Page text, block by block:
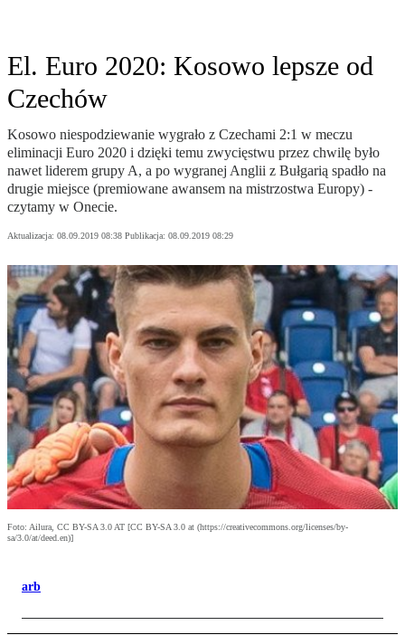
El. Euro 2020: Kosowo lepsze od
Czechów
Kosowo niespodziewanie wygrało z Czechami 2:1 w meczu
eliminacji Euro 2020 i dzięki temu zwycięstwu przez chwilę było
nawet liderem grupy A, a po wygranej Anglii z Bułgarią spadło na
drugie miejsce (premiowane awansem na mistrzostwa Europy) -
czytamy w Onecie.
Aktualizacja: 08.09.2019 08:38 Publikacja: 08.09.2019 08:29
Foto: Ailura, CC BY-SA 3.0 AT [CC BY-SA 3.0 at (https://creativecommons.org/licenses/by-
sa/3.0/at/deed.en)]
arb